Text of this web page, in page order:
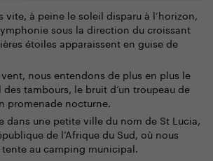
vite, à peine le soleil disparu à l’horizon,
sous la direction du croissant
étoiles apparaissent en guise de
nous entendons de plus en plus le
des tambours, le bruit d’un troupeau de
promenade nocturne.
dans une petite ville du nom de St Lucia,
de l’Afrique du Sud, où nous
au camping municipal.